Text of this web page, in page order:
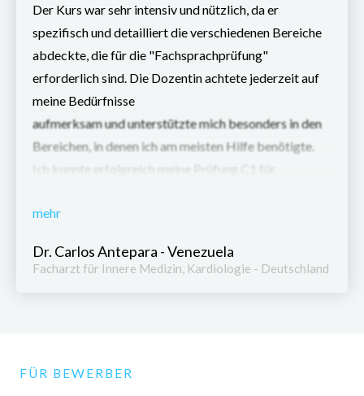
Der Kurs war sehr intensiv und nützlich, da er
spezifisch und detailliert die verschiedenen Bereiche
abdeckte, die für die "Fachsprachprüfung"
erforderlich sind. Die Dozentin achtete jederzeit auf
meine Bedürfnisse
aufmerksam und unterstützte mich besonders in den
Bereichen, in denen ich am meisten Hilfe benötigte.
Ich konnte erfolgreich meine Prüfung C1 für
Von Anfang an hat conttigo mir qualitativ
vermittelt. Das Team war sehr herzlich und
consulting & services aufgrund ihres
mehr
Dr. Carlos Antepara - Venezuela
Facharzt für Innere Medizin, Kardiologie - Deutschland
FÜR BEWERBER